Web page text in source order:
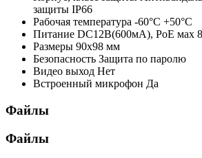
защиты IР66
Рабочая температура -60°C +50°C
Питание DC12В(600мА), PoE мах
Размеры 90х98 мм
Безопасность Защита по паролю
Видео выход Нет
Встроенный микрофон Да
Файлы
Файлы